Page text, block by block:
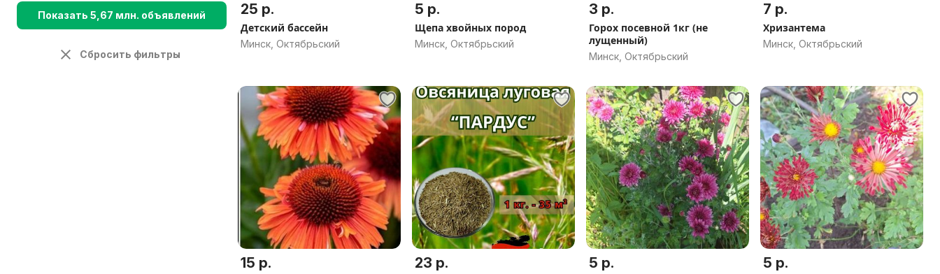
Показать 5,67 млн. объявлений
Сбросить фильтры
25 р.
Детский бассейн
Минск, Октябрьский
5 р.
Щепа хвойных пород
Минск, Октябрьский
3 р.
Горох посевной 1кг (не
лущенный)
Минск, Октябрьский
7 р.
Хризантема
Минск, Октябрьский
15 р. 23 р. 5 р. 5 р.